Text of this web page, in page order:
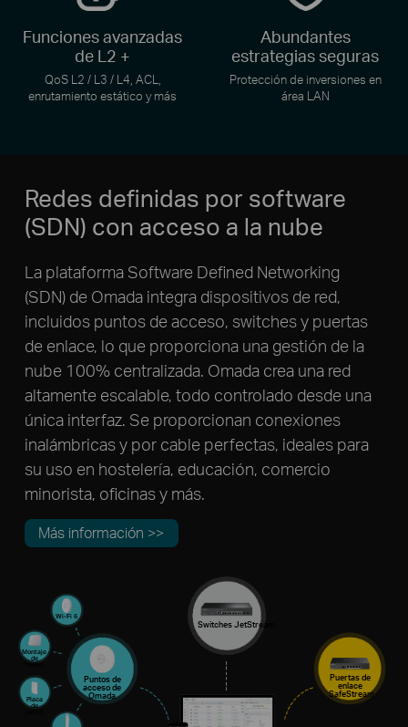
Funciones avanzadas
de L2 +
QoS L2 / L3 / L4, ACL,
enrutamiento estático y más
Abundantes
estrategias seguras
Protección de inversiones en
área LAN
Redes definidas por software
(SDN) con acceso a la nube
La plataforma Software Defined Networking
(SDN) de Omada integra dispositivos de red,
incluidos puntos de acceso, switches y puertas
de enlace, lo que proporciona una gestión de la
nube 100% centralizada. Omada crea una red
altamente escalable, todo controlado desde una
única interfaz. Se proporcionan conexiones
inalámbricas y por cable perfectas, ideales para
su uso en hostelería, educación, comercio
minorista, oficinas y más.
Más información >>
Switches JetStream
Puertas de
enlace
SafeStream
Puntos de
acceso de
Omada
Wi-Fi 6
Montaje
de
techo
Placa
de
pared